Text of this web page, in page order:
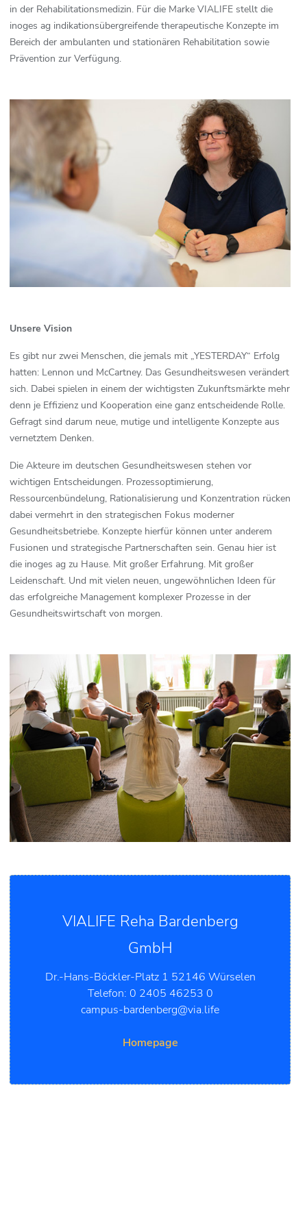
in der Rehabilitationsmedizin. Für die Marke VIALIFE stellt die
inoges ag indikationsübergreifende therapeutische Konzepte im
Bereich der ambulanten und stationären Rehabilitation sowie
Prävention zur Verfügung.
Unsere Vision
Es gibt nur zwei Menschen, die jemals mit „YESTERDAY“ Erfolg
hatten: Lennon und McCartney. Das Gesundheitswesen verändert
sich. Dabei spielen in einem der wichtigsten Zukunftsmärkte mehr
denn je Efﬁzienz und Kooperation eine ganz entscheidende Rolle.
Gefragt sind darum neue, mutige und intelligente Konzepte aus
vernetztem Denken.
Die Akteure im deutschen Gesundheitswesen stehen vor
wichtigen Entscheidungen. Prozessoptimierung,
Ressourcenbündelung, Rationalisierung und Konzentration rücken
dabei vermehrt in den strategischen Fokus moderner
Gesundheitsbetriebe. Konzepte hierfür können unter anderem
Fusionen und strategische Partnerschaften sein. Genau hier ist
die inoges ag zu Hause. Mit großer Erfahrung. Mit großer
Leidenschaft. Und mit vielen neuen, ungewöhnlichen Ideen für
das erfolgreiche Management komplexer Prozesse in der
Gesundheitswirtschaft von morgen.
VIALIFE Reha Bardenberg
GmbH
Dr.-Hans-Böckler-Platz 1 52146 Würselen
Telefon: 0 2405 46253 0
campus-bardenberg@via.life
Homepage